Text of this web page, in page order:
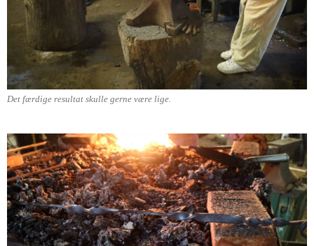
Det færdige resultat skulle gerne være lige.